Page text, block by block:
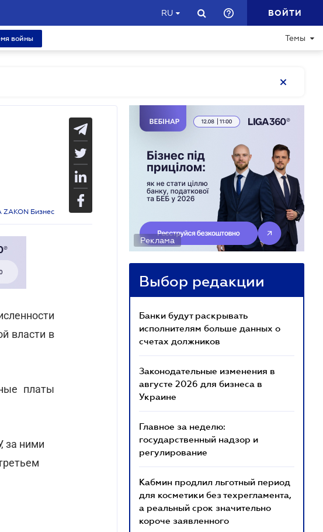
RU ВОЙТИ
войны Темы
ZAKON Бизнес
власти в
платы
за ними
Реклама
Выбор редакции
Банки будут раскрывать
исполнителям больше данных о
счетах должников
Законодательные изменения в
августе 2026 для бизнеса в
Украине
Главное за неделю:
государственный надзор и
регулирование
Кабмин продлил льготный период
для косметики без техрегламента,
а реальный срок значительно
короче заявленного